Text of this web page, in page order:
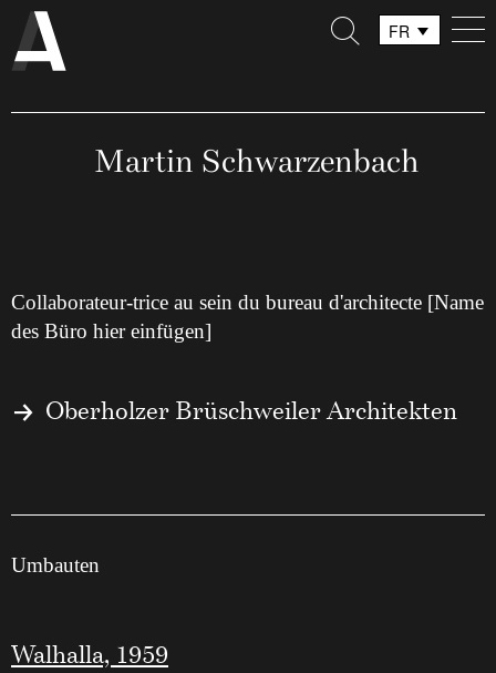
FR
Martin Schwarzenbach
Collaborateur-trice au sein du bureau d'architecte [Name
des Büro hier einfügen]
Oberholzer Brüschweiler Architekten
Umbauten
Walhalla, 1959